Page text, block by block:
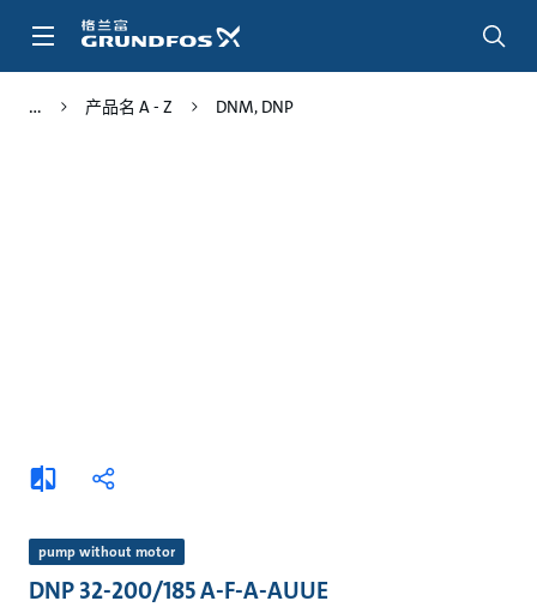
产品名 A - Z DNM, DNP
添
加
较
分
pump without motor
DNP 32-200/185 A-F-A-AUUE